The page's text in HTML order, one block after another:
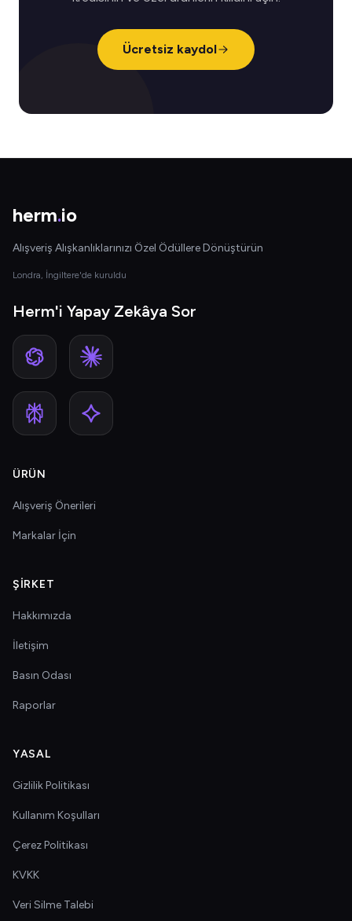
Ücretsiz kaydol
herm.io
Alışveriş Alışkanlıklarınızı Özel Ödüllere Dönüştürün
Londra, İngiltere'de kuruldu
Herm'i Yapay Zekâya Sor
ÜRÜN
Alışveriş Önerileri
Markalar İçin
ŞIRKET
Hakkımızda
İletişim
Basın Odası
Raporlar
YASAL
Gizlilik Politikası
Kullanım Koşulları
Çerez Politikası
KVKK
Veri Silme Talebi